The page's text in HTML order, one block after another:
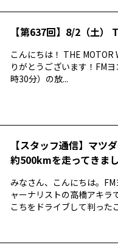
【第637回】8/2（土）
こんにちは！ THE
りがとうございます！FM
時30分）の放...
【スタッフ通信】マツ
約500kmを走ってきま
みなさん、こんにちは。
ャーナリストの高橋アキラ
こちをドライブして判った